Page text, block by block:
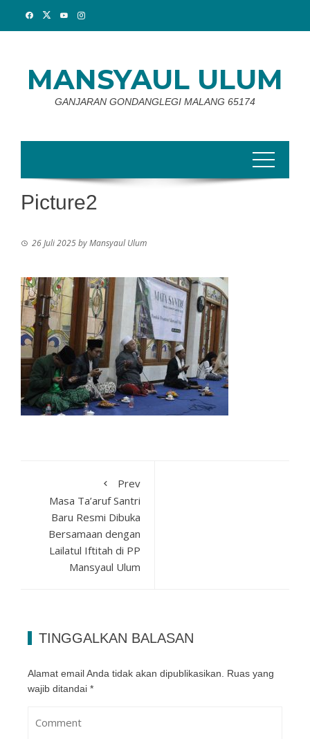
MANSYAUL ULUM
GANJARAN GONDANGLEGI MALANG 65174
Picture2
26 Juli 2025byMansyaul Ulum
Prev
Masa Ta’aruf Santri
Baru Resmi Dibuka
Bersamaan dengan
Lailatul Iftitah di PP
Mansyaul Ulum
TINGGALKAN BALASAN
Alamat email Anda tidak akan dipublikasikan. Ruas yang
wajib ditandai *